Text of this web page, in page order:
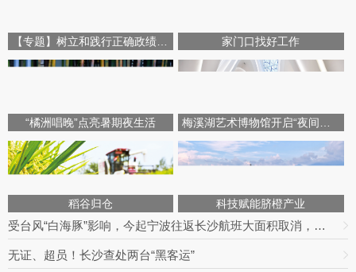
家门口找好工作
“橘洲唱晚”点亮暑期夜生活
稻谷归仓 科技赋能脐橙产业
受台风“白海豚”影响，今起宁波往返长沙航班大面积取消，明日19趟次全部停飞｜出行早知道
无证、超员！长沙查处两台“黑客运”